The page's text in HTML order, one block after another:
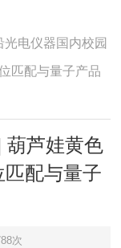
电仪器国内校园
匹配与量子产品
葫芦娃黄色
匹配与量子
次